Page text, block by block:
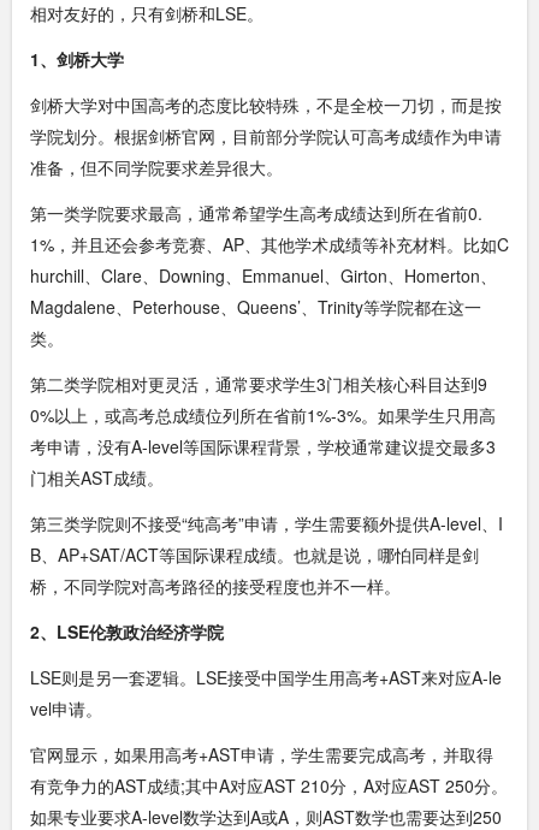
相对友好的，只有剑桥和LSE。
1、剑桥大学
剑桥大学对中国高考的态度比较特殊，不是全校一刀切，而是按
学院划分。根据剑桥官网，目前部分学院认可高考成绩作为申请
准备，但不同学院要求差异很大。
第一类学院要求最高，通常希望学生高考成绩达到所在省前0.
1%，并且还会参考竞赛、AP、其他学术成绩等补充材料。比如C
hurchill、Clare、Downing、Emmanuel、Girton、Homerton、
Magdalene、Peterhouse、Queens’、Trinity等学院都在这一
类。
第二类学院相对更灵活，通常要求学生3门相关核心科目达到9
0%以上，或高考总成绩位列所在省前1%-3%。如果学生只用高
考申请，没有A-level等国际课程背景，学校通常建议提交最多3
门相关AST成绩。
第三类学院则不接受“纯高考”申请，学生需要额外提供A-level、I
B、AP+SAT/ACT等国际课程成绩。也就是说，哪怕同样是剑
桥，不同学院对高考路径的接受程度也并不一样。
2、LSE伦敦政治经济学院
LSE则是另一套逻辑。LSE接受中国学生用高考+AST来对应A-le
vel申请。
官网显示，如果用高考+AST申请，学生需要完成高考，并取得
有竞争力的AST成绩;其中A对应AST 210分，A对应AST 250分。
如果专业要求A-level数学达到A或A，则AST数学也需要达到250